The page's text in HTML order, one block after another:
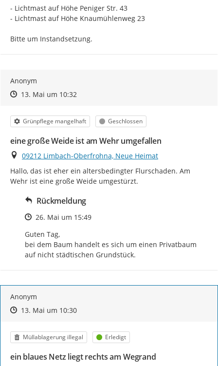
- Lichtmast auf Höhe Peniger Str. 43
- Lichtmast auf Höhe Knaumühlenweg 23
Bitte um Instandsetzung.
Anonym
Zeitpunkt des Erstellens
Zeitpunkt des Erstellens
13. Mai um 10:32Zur Äußerung
Kategorie
Grünpflege mangelhaft Status
Geschlossen
eine große Weide ist am Wehr umgefallen
Ort
09212 Limbach-Oberfrohna, Neue Heimat
Hallo, das ist eher ein altersbedingter Flurschaden. Am
Wehr ist eine große Weide umgestürzt.
Rückmeldung
Zeitpunkt des Erstellens
26. Mai um 15:49
Guten Tag,
bei dem Baum handelt es sich um einen Privatbaum
auf nicht städtischen Grundstück.
Anonym
Zeitpunkt des Erstellens
Zeitpunkt des Erstellens
13. Mai um 10:30Zur Äußerung
Kategorie
Müllablagerung illegal Status
Erledigt
ein blaues Netz liegt rechts am Wegrand